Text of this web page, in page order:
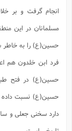
انجام گرفت و بر
مسلمانان در این
حسین(ع) را به خاطر
فرد ابن خلدون هم
حسین(ع) در فتح
حسین(ع) نسبت داده
دارد سخنی جعلی و